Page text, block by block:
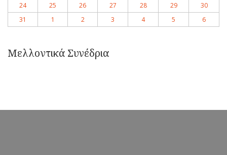
24
25 26 27 28 29
30
31
1 2 3 4 5 6
Μελλοντικά Συνέδρια